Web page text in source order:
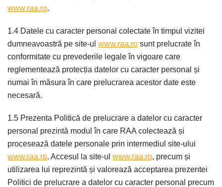
www.raa.ro.
1.4 Datele cu caracter personal colectate în timpul vizitei
dumneavoastră pe site-ul www.raa.ro sunt prelucrate în
conformitate cu prevederile legale în vigoare care
reglementează protecția datelor cu caracter personal și
numai în măsura în care prelucrarea acestor date este
necesară.
1.5 Prezenta Politică de prelucrare a datelor cu caracter
personal prezintă modul în care RAA colectează și
procesează datele personale prin intermediul site-ului
www.raa.ro. Accesul la site-ul www.raa.ro, precum și
utilizarea lui reprezintă și valorează acceptarea prezentei
Politici de prelucrare a datelor cu caracter personal precum